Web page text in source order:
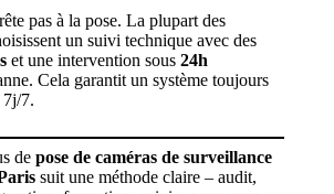
pas à la pose. La plupart des
un suivi technique avec des
et une intervention sous 24h
Cela garantit un système toujours
7j/7.
de pose de caméras de surveillance
suit une méthode claire – audit,